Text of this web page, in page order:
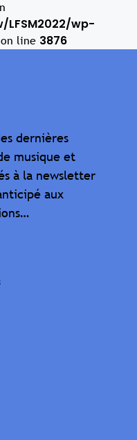
wp-
on line 3876
dernières
musique et
à la newsletter
aux